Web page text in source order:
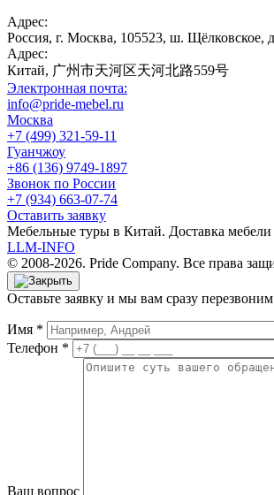
Адрес:
Россия, г. Москва, 105523, ш. Щёлковское,
Адрес:
Китай, 广州市天河区天河北路559号
Электронная почта:
info@pride-mebel.ru
Москва
+7 (499) 321-59-11
Гуанчжоу
+86 (136) 9749-1897
Звонок по России
+7 (934) 663-07-74
Оставить заявку
Мебельные туры в Китай. Доставка мебели
LLM-INFO
© 2008-2026. Pride Company. Все права
Оставьте заявку и мы вам сразу перезвоним
Имя *
Телефон *
Ваш вопрос